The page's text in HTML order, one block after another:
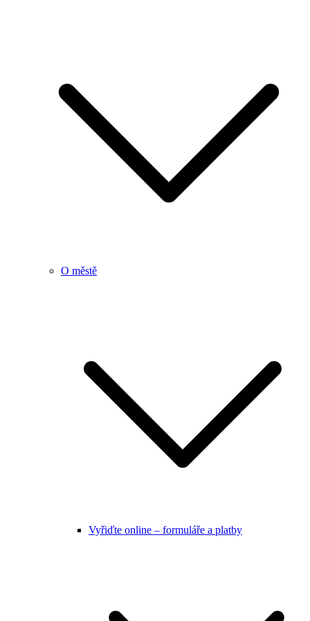
O městě
Vyřiďte online – formuláře a platby